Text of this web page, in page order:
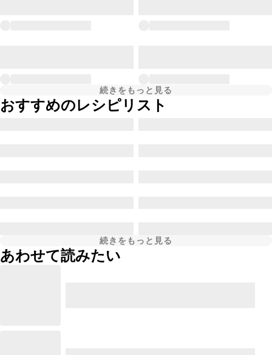
続きをもっと見る
おすすめのレシピリスト
続きをもっと見る
あわせて読みたい